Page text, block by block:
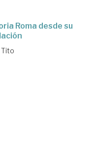
Roma desde su
Tito